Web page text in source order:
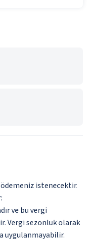
istenecektir.
ve bu vergi
Vergi sezonluk olarak
uygulanmayabilir.